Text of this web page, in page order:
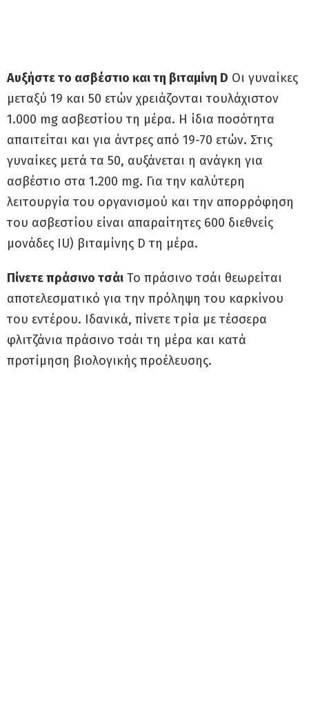
Αυξήστε το ασβέστιο και τη βιταμίνη D Οι γυναίκες
μεταξύ 19 και 50 ετών χρειάζονται τουλάχιστον
1.000 mg ασβεστίου τη μέρα. Η ίδια ποσότητα
απαιτείται και για άντρες από 19-70 ετών. Στις
γυναίκες μετά τα 50, αυξάνεται η ανάγκη για
ασβέστιο στα 1.200 mg. Για την καλύτερη
λειτουργία του οργανισμού και την απορρόφηση
του ασβεστίου είναι απαραίτητες 600 διεθνείς
μονάδες IU) βιταμίνης D τη μέρα.
Πίνετε πράσινο τσάι Το πράσινο τσάι θεωρείται
αποτελεσματικό για την πρόληψη του καρκίνου
του εντέρου. Ιδανικά, πίνετε τρία με τέσσερα
φλιτζάνια πράσινο τσάι τη μέρα και κατά
προτίμηση βιολογικής προέλευσης.